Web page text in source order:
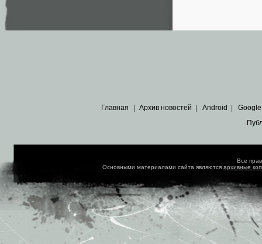
Главная | Архив новостей | Android | Google
Все
Основными материалами сайта являются архивные